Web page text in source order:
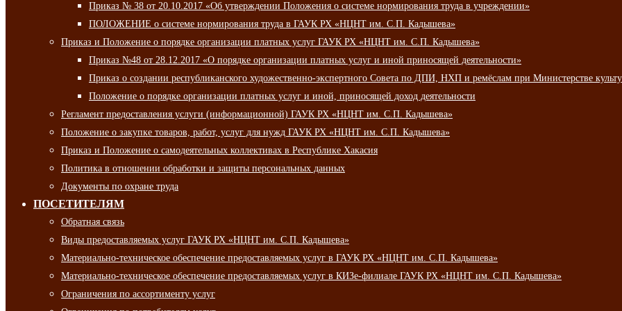
Приказ № 38 от 20.10.2017 «Об утверждении Положения о системе нормирования труда в учреждении»
ПОЛОЖЕНИЕ о системе нормирования труда в ГАУК РХ «НЦНТ им. С.П. Кадышева»
Приказ и Положение о порядке организации платных услуг ГАУК РХ «НЦНТ им. С.П. Кадышева»
Приказ №48 от 28.12.2017 «О порядке организации платных услуг и иной приносящей деятельности»
Приказ о создании республиканского художественно-экспертного Совета по ДПИ, НХП и ремёслам при Министерстве
Положение о порядке организации платных услуг и иной, приносящей доход деятельности
Регламент предоставления услуги (информационной) ГАУК РХ «НЦНТ им. С.П. Кадышева»
Положение о закупке товаров, работ, услуг для нужд ГАУК РХ «НЦНТ им. С.П. Кадышева»
Приказ и Положение о самодеятельных коллективах в Республике Хакасия
Политика в отношении обработки и защиты персональных данных
Документы по охране труда
ПОСЕТИТЕЛЯМ
Обратная связь
Виды предоставляемых услуг ГАУК РХ «НЦНТ им. С.П. Кадышева»
Материально-техническое обеспечение предоставляемых услуг в ГАУК РХ «НЦНТ им. С.П. Кадышева»
Материально-техническое обеспечение предоставляемых услуг в КИЗе-филиале ГАУК РХ «НЦНТ им. С.П. Кадышева»
Ограничения по ассортименту услуг